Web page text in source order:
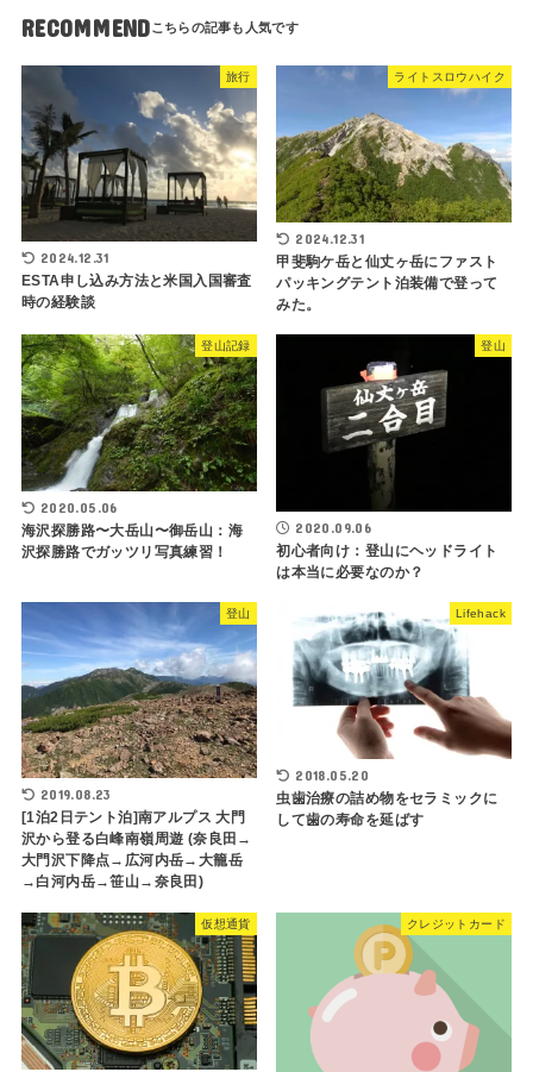
RECOMMEND
旅行
2024.12.31
ESTA申し込み方法と米国入国審査
時の経験談
ライトスロウハイク
2024.12.31
甲斐駒ケ岳と仙丈ヶ岳にファスト
パッキングテント泊装備で登って
みた。
登山記録
2020.05.06
海沢探勝路〜大岳山〜御岳山：海
沢探勝路でガッツリ写真練習！
登山
2020.09.06
初心者向け：登山にヘッドライト
は本当に必要なのか？
登山
2019.08.23
[1泊2日テント泊]南アルプス 大門
沢から登る白峰南嶺周遊 (奈良田→
大門沢下降点→広河内岳→大籠岳
→白河内岳→笹山→奈良田)
Lifehack
2018.05.20
虫歯治療の詰め物をセラミックに
して歯の寿命を延ばす
仮想通貨 クレジットカード